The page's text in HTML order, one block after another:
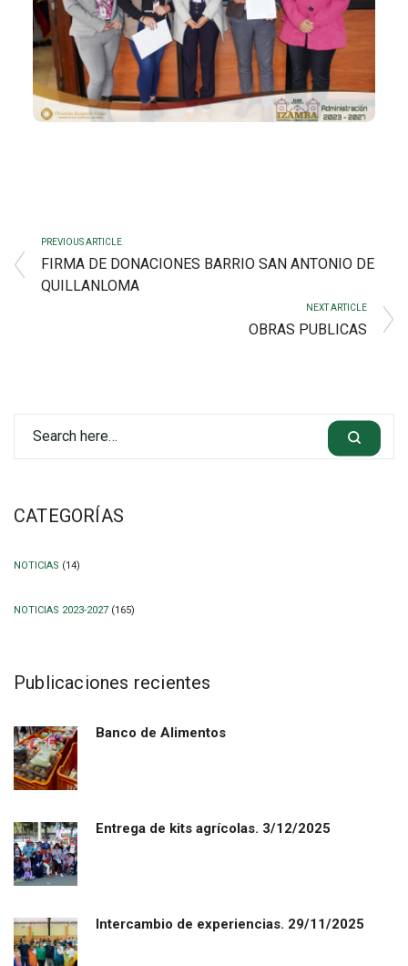
PREVIOUS ARTICLE
FIRMA DE DONACIONES BARRIO SAN ANTONIO DE
QUILLANLOMA
NEXT ARTICLE
OBRAS PUBLICAS
CATEGORÍAS
NOTICIAS (14)
NOTICIAS 2023-2027 (165)
Publicaciones recientes
Banco de Alimentos
Entrega de kits agrícolas. 3/12/2025
Intercambio de experiencias. 29/11/2025